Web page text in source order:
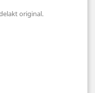
original.